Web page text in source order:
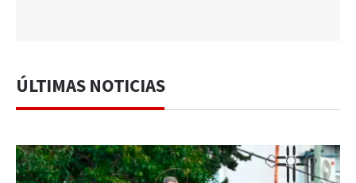
ÚLTIMAS NOTICIAS